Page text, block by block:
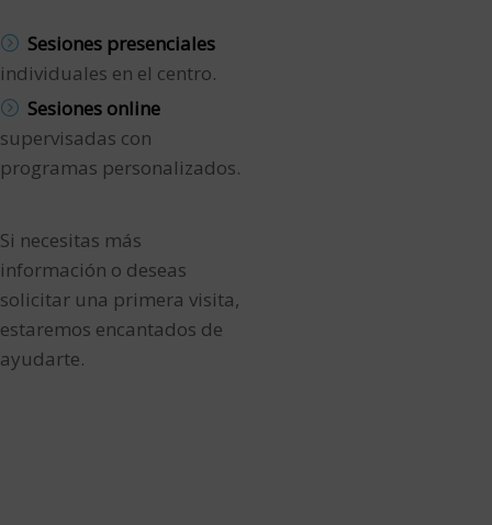
Sesiones presenciales
individuales en el centro.
Sesiones online
supervisadas con
programas personalizados.
Si necesitas más
información o deseas
solicitar una primera visita,
estaremos encantados de
ayudarte.